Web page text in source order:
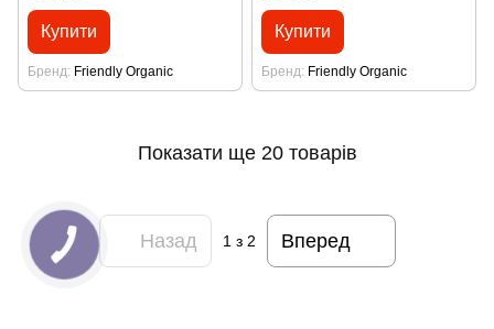
Купити
Бренд Friendly Organic
Купити
Бренд Friendly Organic
Показати ще 20 товарів
Назад 1з 2 Вперед